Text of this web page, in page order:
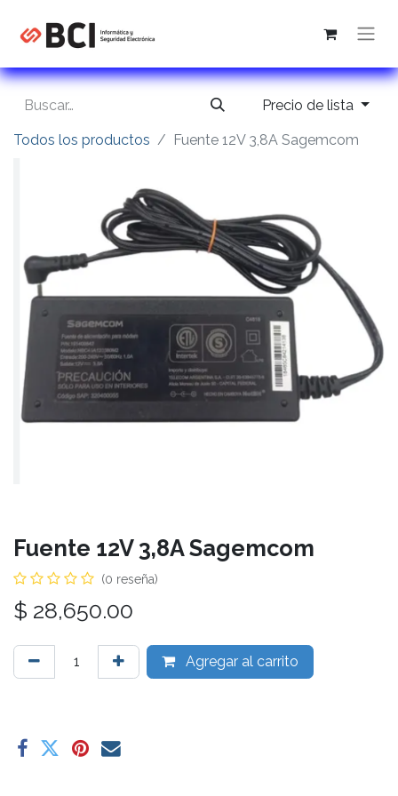
Precio de lista
Todos los productos Fuente 12V 3,8A Sagemcom
Fuente 12V 3,8A Sagemcom
(0 reseña)
$ 28,650.00
Agregar al carrito